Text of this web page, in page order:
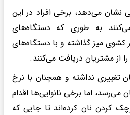
نشان می‌دهد، برخی افراد در این
به طوری که دستگاه‌های
کشوی میز گذاشته و با دستگاه‌های
از مشتریان دریافت می‌کنند.
تغییری نداشته و همچنان با نرخ
می‌رسد، اما برخی نانوایی‌ها اقدام
کردن نان کرده‌اند تا جایی که